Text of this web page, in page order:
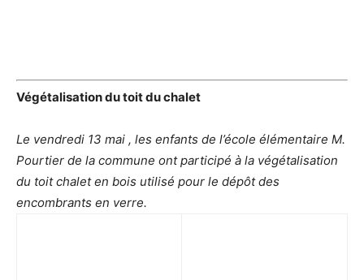
Végétalisation du toit du chalet
Le vendredi 13 mai , les enfants de l’école élémentaire M.
Pourtier de la commune ont participé à la végétalisation
du toit chalet en bois utilisé pour le dépôt des
encombrants en verre.